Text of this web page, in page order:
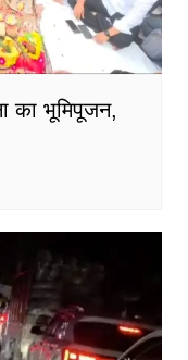
का भूमिपूजन,